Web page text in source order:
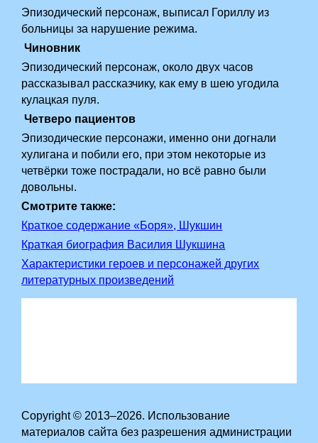
Эпизодический персонаж, выписал Гориллу из
больницы за нарушение режима.
Чиновник
Эпизодический персонаж, около двух часов
рассказывал рассказчику, как ему в шею угодила
кулацкая пуля.
Четверо пациентов
Эпизодические персонажи, именно они догнали
хулигана и побили его, при этом некоторые из
четвёрки тоже пострадали, но всё равно были
довольны.
Смотрите также:
Краткое содержание «Боря», Шукшин
Краткая биография Василия Шукшина
Характеристики героев и персонажей других
литературных произведений
Copyright © 2013–2026. Использование
материалов сайта без разрешения администрации